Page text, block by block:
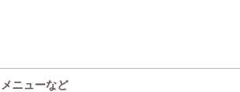
ニューなど